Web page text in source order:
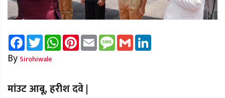
FacebookTwitterWhatsAppPinterest
Email Message
Gmail
By Sirohiwale
मांउट आबू, हरीश दवे |